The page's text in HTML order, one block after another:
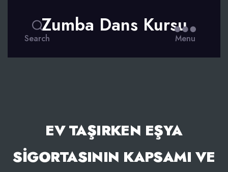
Search
Zumba Dans Kursu
Menu
EV TAŞIRKEN EŞYA
SIGORTASININ KAPSAMI VE